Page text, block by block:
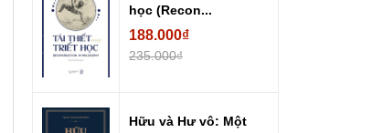
học (Recon...
188.000₫
235.000₫
Hữu và Hư vô: Một